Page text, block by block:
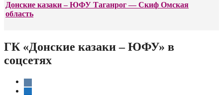
Донские казаки – ЮФУ Таганрог — Скиф Омская
область
ГК «Донские казаки – ЮФУ» в
соцсетях
vkontakte
telegram